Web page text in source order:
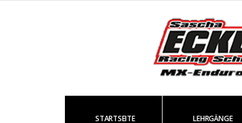
STARTSEITE LEHRGÄNGE